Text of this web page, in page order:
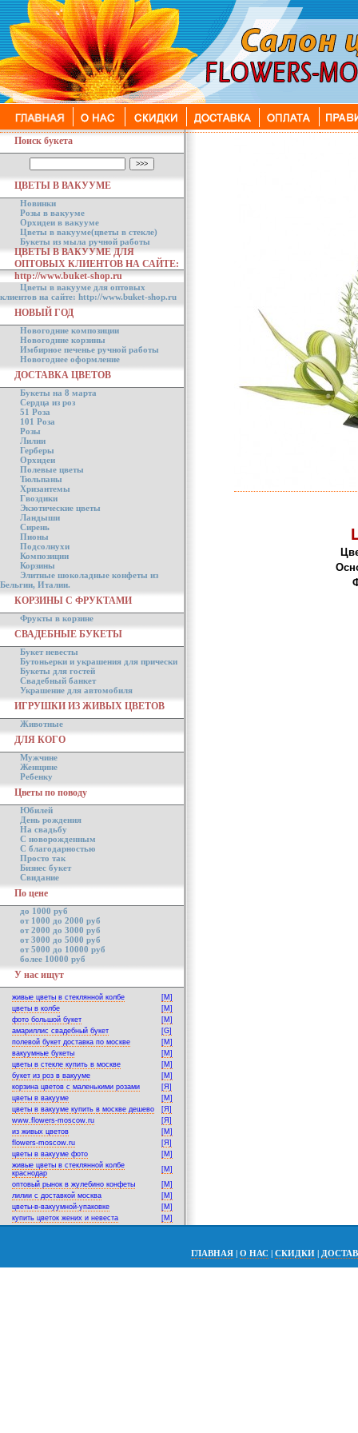
Поиск букета
ЦВЕТЫ В ВАКУУМЕ
Новинки
Розы в вакууме
Орхидеи в вакууме
Цветы в вакууме(цветы в стекле)
Букеты из мыла ручной работы
ЦВЕТЫ В ВАКУУМЕ ДЛЯ
ОПТОВЫХ КЛИЕНТОВ НА САЙТЕ:
http://www.buket-shop.ru
Цветы в вакууме для оптовых
клиентов на сайте: http://www.buket-shop.ru
НОВЫЙ ГОД
Новогодние композиции
Новогодние корзины
Имбирное печенье ручной работы
Новогоднее оформление
ДОСТАВКА ЦВЕТОВ
Букеты на 8 марта
Сердца из роз
51 Роза
101 Роза
Розы
Лилии
Герберы
Орхидеи
Полевые цветы
Тюльпаны
Хризантемы
Гвоздики
Экзотические цветы
Ландыши
Сирень
Пионы
Подсолнухи
Композиции
Корзины
Элитные шоколадные конфеты из
Бельгии, Италии.
КОРЗИНЫ С ФРУКТАМИ
Фрукты в корзине
СВАДЕБНЫЕ БУКЕТЫ
Букет невесты
Бутоньерки и украшения для прически
Букеты для гостей
Свадебный банкет
Украшение для автомобиля
ИГРУШКИ ИЗ ЖИВЫХ ЦВЕТОВ
Животные
ДЛЯ КОГО
Мужчине
Женщине
Ребенку
Цветы по поводу
Юбилей
День рождения
На свадьбу
С новорожденным
С благодарностью
Просто так
Бизнес букет
Свидание
По цене
до 1000 руб
от 1000 до 2000 руб
от 2000 до 3000 руб
от 3000 до 5000 руб
от 5000 до 10000 руб
более 10000 руб
У нас ищут
живые цветы в стеклянной колбе
[M]
цветы в колбе
[M]
фото большой букет
[M]
амариллис свадебный букет
[G]
полевой букет доставка по москве
[M]
вакуумные букеты
[M]
цветы в стекле купить в москве
[M]
букет из роз в вакууме
[M]
корзина цветов с маленькими розами
[Я]
цветы в вакууме
[M]
цветы в вакууме купить в москве дешево
[Я]
www.flowers-moscow.ru
[Я]
из живых цветов
[M]
flowers-moscow.ru
[Я]
цветы в вакууме фото
[M]
живые цветы в стеклянной колбе
краснодар
[M]
оптовый рынок в жулебино конфеты
[M]
лилии с доставкой москва
[M]
цветы-в-вакуумной-упаковке
[M]
купить цветок жених и невеста
[M]
ГЛАВНАЯ | О НАС | СКИДКИ |